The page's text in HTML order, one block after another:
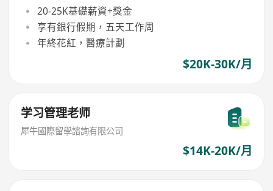
20-25K基礎薪資+獎金
享有銀行假期，五天工作周
年終花紅，醫療計劃
$20K-30K/月
学习管理老师
犀牛國際留學諮詢有限公司
$14K-20K/月